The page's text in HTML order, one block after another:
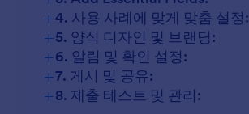
+4. 사용 사례에 맞게 맞춤 설정:
+5. 양식 디자인 및 브랜딩:
+6. 알림 및 확인 설정:
+7. 게시 및 공유:
+8. 제출 테스트 및 관리: